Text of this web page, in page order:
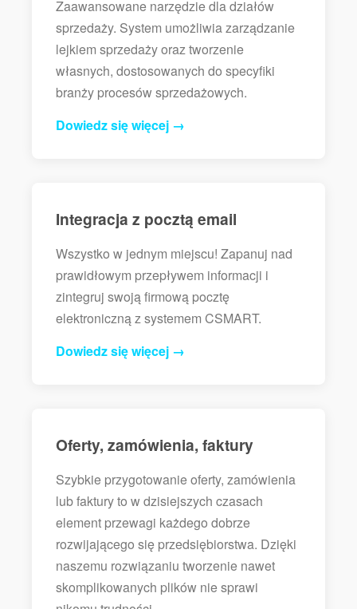
Zaawansowane narzędzie dla działów
sprzedaży. System umożliwia zarządzanie
lejkiem sprzedaży oraz tworzenie
własnych, dostosowanych do specyfiki
branży procesów sprzedażowych.
Dowiedz się więcej →
Integracja z pocztą email
Wszystko w jednym miejscu! Zapanuj nad
prawidłowym przepływem informacji i
zintegruj swoją firmową pocztę
elektroniczną z systemem CSMART.
Dowiedz się więcej →
Oferty, zamówienia, faktury
Szybkie przygotowanie oferty, zamówienia
lub faktury to w dzisiejszych czasach
element przewagi każdego dobrze
rozwijającego się przedsiębiorstwa. Dzięki
naszemu rozwiązaniu tworzenie nawet
skomplikowanych plików nie sprawi